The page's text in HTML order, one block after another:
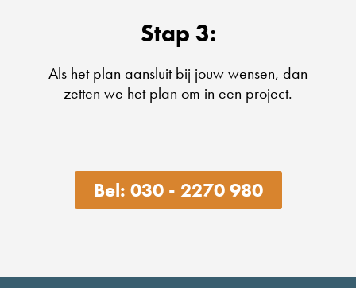
Stap 3:
Als het plan aansluit bij jouw wensen, dan
zetten we het plan om in een project.
Bel: 030 - 2270 980